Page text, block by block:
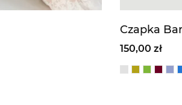
Czapka
150,00 zł